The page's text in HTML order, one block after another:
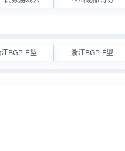
BGP-E型 浙江BGP-F型